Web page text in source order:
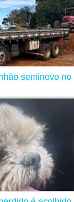
seminovo no